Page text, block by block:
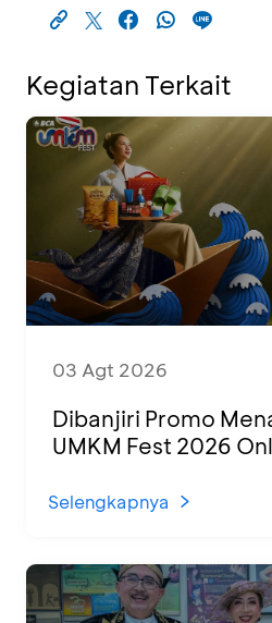
Kegiatan Terkait
03 Agt 2026
Dibanjiri Promo
UMKM Fest 2026
Selengkapnya